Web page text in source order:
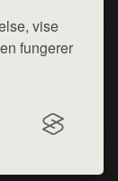
vise
fungerer
til de shops,